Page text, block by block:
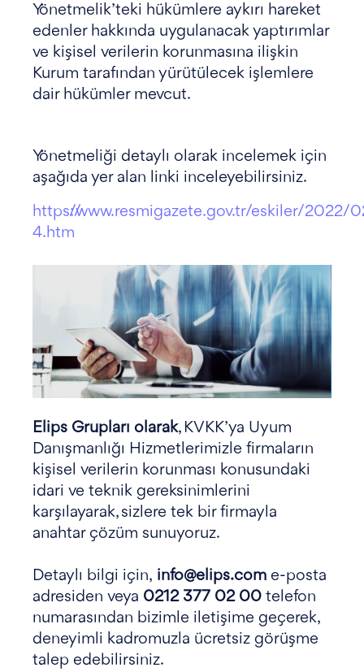
Yönetmelik’teki hükümlere aykırı hareket
edenler hakkında uygulanacak yaptırımlar
ve kişisel verilerin korunmasına ilişkin
Kurum tarafından yürütülecek işlemlere
dair hükümler mevcut.
Yönetmeliği detaylı olarak incelemek için
aşağıda yer alan linki inceleyebilirsiniz.
https://www.resmigazete.gov.tr/eskiler/2022/
4.htm
Elips Grupları olarak, KVKK’ya Uyum
Danışmanlığı Hizmetlerimizle firmaların
kişisel verilerin korunması konusundaki
idari ve teknik gereksinimlerini
karşılayarak, sizlere tek bir firmayla
anahtar çözüm sunuyoruz.
Detaylı bilgi için, info@elips.com e-posta
adresiden veya 0212 377 02 00 telefon
numarasından bizimle iletişime geçerek,
deneyimli kadromuzla ücretsiz görüşme
talep edebilirsiniz.